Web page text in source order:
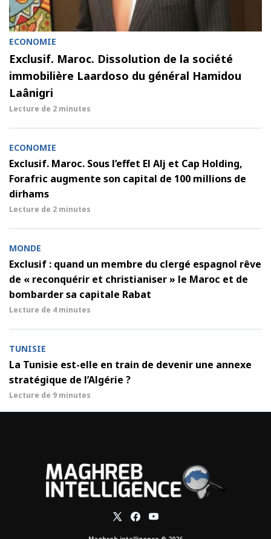
ECONOMIE
Exclusif. Maroc. Dissolution de la société
immobilière Laardoso du général Hamidou
Laânigri
Lecture de 2 minutes
ECONOMIE
Exclusif. Maroc. Sous l’effet El Alj et Cap Holding,
Forafric augmente son capital de 100 millions de
dirhams
Lecture de 2 minutes
MONDE
Exclusif : quand un membre du clergé espagnol rêve
de « reconquérir et christianiser » le Maroc et de
bombarder sa capitale Rabat
Lecture de 4 minutes
TUNISIE
La Tunisie est-elle en train de devenir une annexe
stratégique de l’Algérie ?
Lecture de 9 minutes